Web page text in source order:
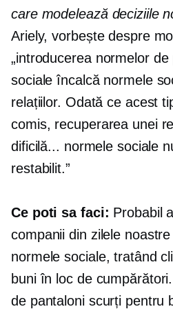
care modelează deciziile
Ariely, vorbește despre
„introducerea normelor
sociale încalcă normele
relațiilor. Odată ce acest
comis, recuperarea unei
dificilă... normele sociale
restabilit.”
Ce poti sa faci: Probabil
companii din zilele
normele sociale, tratând
buni în loc de cumpărători.
de pantaloni scurți pentru